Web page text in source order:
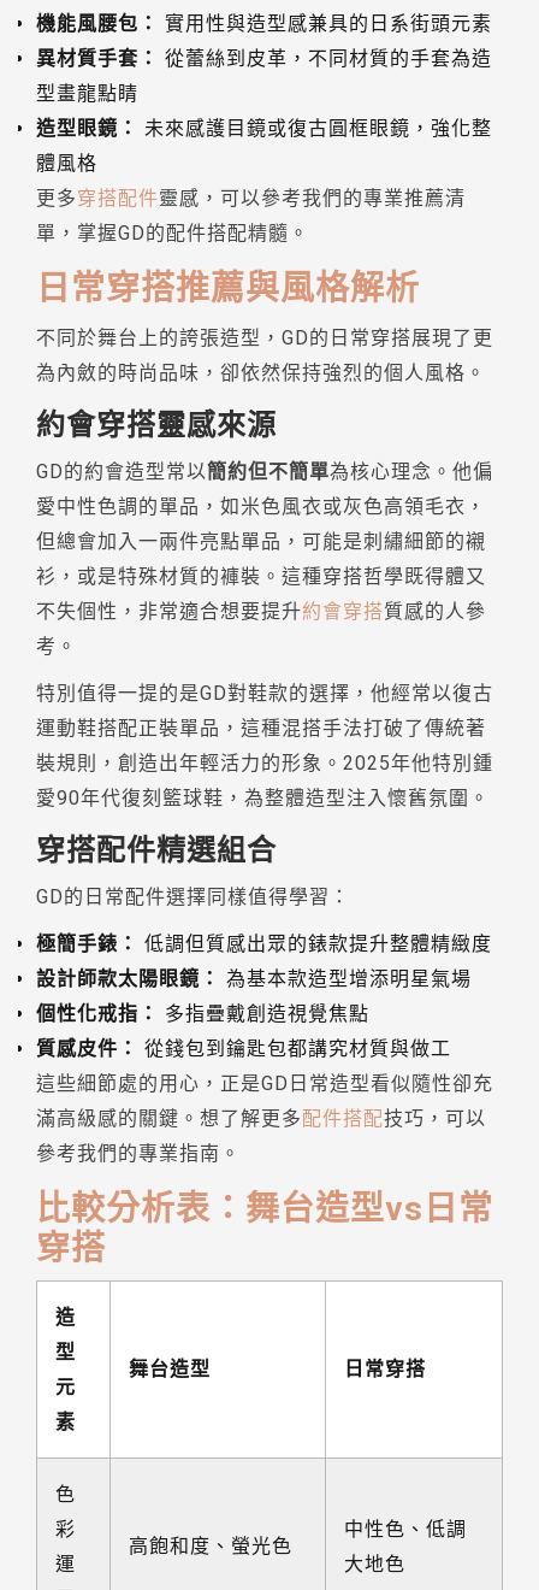
機能風腰包：
實用性與造型感兼具的日系街頭元素
異材質手套：
從蕾絲到皮革，不同材質的手套為造
型畫龍點睛
造型眼鏡：
未來感護目鏡或復古圓框眼鏡，強化整
體風格
更多穿搭配件靈感，可以參考我們的專業推薦清
單，掌握GD的配件搭配精髓。
日常穿搭推薦與風格解析
不同於舞台上的誇張造型，GD的日常穿搭展現了更
為內斂的時尚品味，卻依然保持強烈的個人風格。
約會穿搭靈感來源
GD的約會造型常以簡約但不簡單為核心理念。他偏
愛中性色調的單品，如米色風衣或灰色高領毛衣，
但總會加入一兩件亮點單品，可能是刺繡細節的襯
衫，或是特殊材質的褲裝。這種穿搭哲學既得體又
不失個性，非常適合想要提升約會穿搭質感的人參
考。
特別值得一提的是GD對鞋款的選擇，他經常以復古
運動鞋搭配正裝單品，這種混搭手法打破了傳統著
裝規則，創造出年輕活力的形象。2025年他特別鍾
愛90年代復刻籃球鞋，為整體造型注入懷舊氛圍。
穿搭配件精選組合
GD的日常配件選擇同樣值得學習：
極簡手錶：
低調但質感出眾的錶款提升整體精緻度
設計師款太陽眼鏡：
為基本款造型增添明星氣場
個性化戒指：
多指疊戴創造視覺焦點
質感皮件：
從錢包到鑰匙包都講究材質與做工
這些細節處的用心，正是GD日常造型看似隨性卻充
滿高級感的關鍵。想了解更多配件搭配技巧，可以
參考我們的專業指南。
比較分析表：舞台造型vs日常
穿搭
造
型
元
素
舞台造型 日常穿搭
色
彩
運
高飽和度、螢光色
中性色、低調
大地色